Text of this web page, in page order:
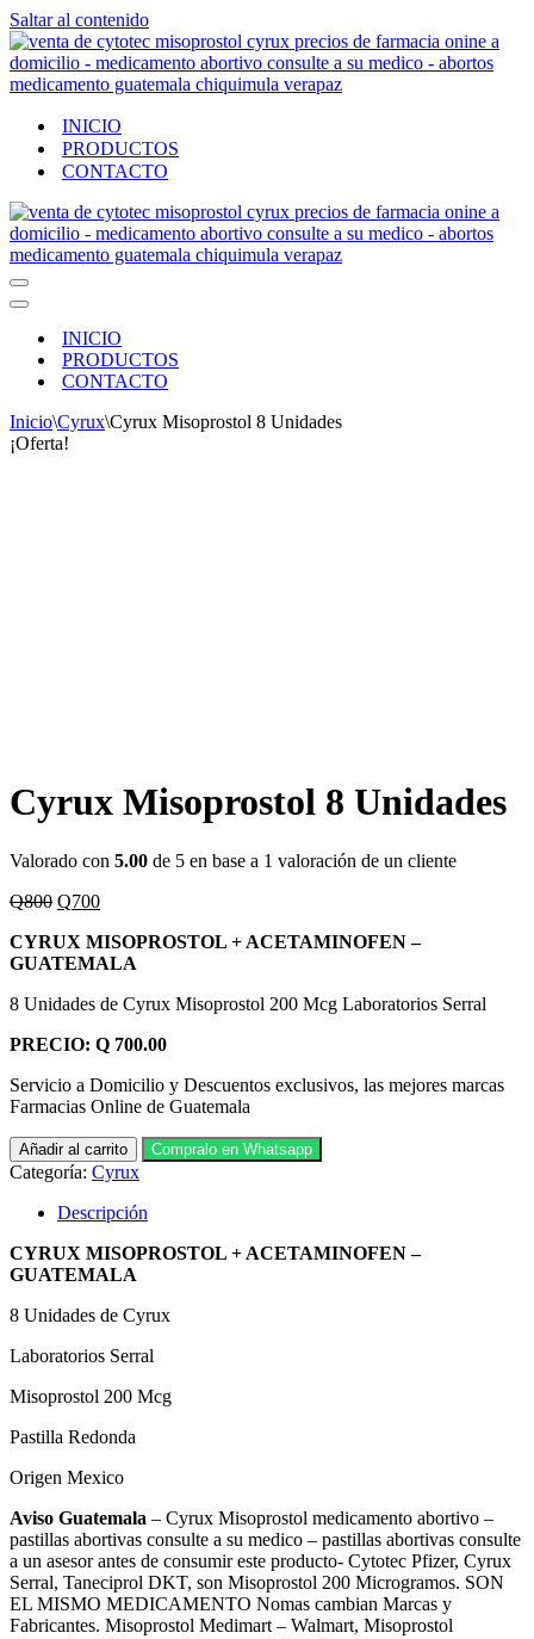
Saltar al contenido
INICIO
PRODUCTOS
CONTACTO
Menú
de
Menú
navegación
INICIO
PRODUCTOS
CONTACTO
Inicio\Cyrux\Cyrux Misoprostol 8 Unidades
¡Oferta!
Cyrux Misoprostol 8 Unidades
Valorado con 5.00 de 5 en base a 1 valoración de un cliente
Q800 El
original
era:
Q700El
actual
es:
CYRUX MISOPROSTOL + ACETAMINOFEN –
GUATEMALA
8 Unidades de Cyrux Misoprostol 200 Mcg Laboratorios Serral
PRECIO: Q 700.00
Servicio a Domicilio y Descuentos exclusivos, las mejores marcas
Farmacias Online de Guatemala
Cyrux
Misoprostol
Unidades
Añadir al carrito Compralo en Whatsapp
Categoría: Cyrux
Descripción
CYRUX MISOPROSTOL + ACETAMINOFEN –
GUATEMALA
8 Unidades de Cyrux
Laboratorios Serral
Misoprostol 200 Mcg
Pastilla Redonda
Origen Mexico
Aviso Guatemala – Cyrux Misoprostol medicamento abortivo –
pastillas abortivas consulte a su medico – pastillas abortivas consulte
a un asesor antes de consumir este producto- Cytotec Pfizer, Cyrux
Serral, Taneciprol DKT, son Misoprostol 200 Microgramos. SON
EL MISMO MEDICAMENTO Nomas cambian Marcas y
Fabricantes. Misoprostol Medimart – Walmart, Misoprostol